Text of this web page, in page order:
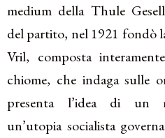
medium della Thule
del partito, nel 1921 fondò
Vril, composta
chiome, che indaga sulle
presenta l’idea di un
un’utopia socialista